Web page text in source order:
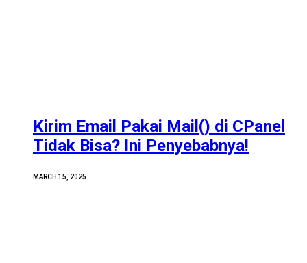
Kirim Email Pakai Mail() di CPanel
Tidak Bisa? Ini Penyebabnya!
MARCH 15, 2025